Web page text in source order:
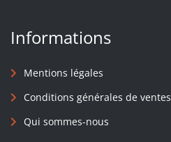
Informations
Mentions légales
Conditions générales de ventes
Qui sommes-nous